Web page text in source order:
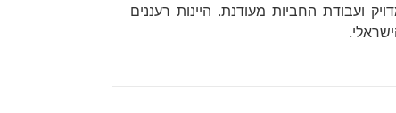
ועבודת החביות מעודנת. היינות רעננים